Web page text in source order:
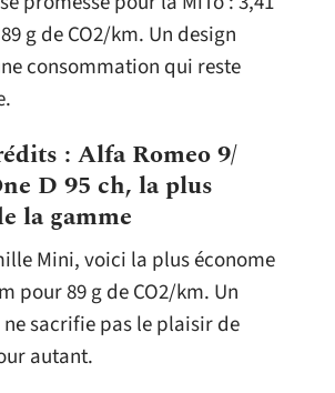
g de CO2/km. Un design
consommation qui reste
: Alfa Romeo 9/
D 95 ch, la plus
la gamme
Mini, voici la plus économe
pour 89 g de CO2/km. Un
sacrifie pas le plaisir de
autant.